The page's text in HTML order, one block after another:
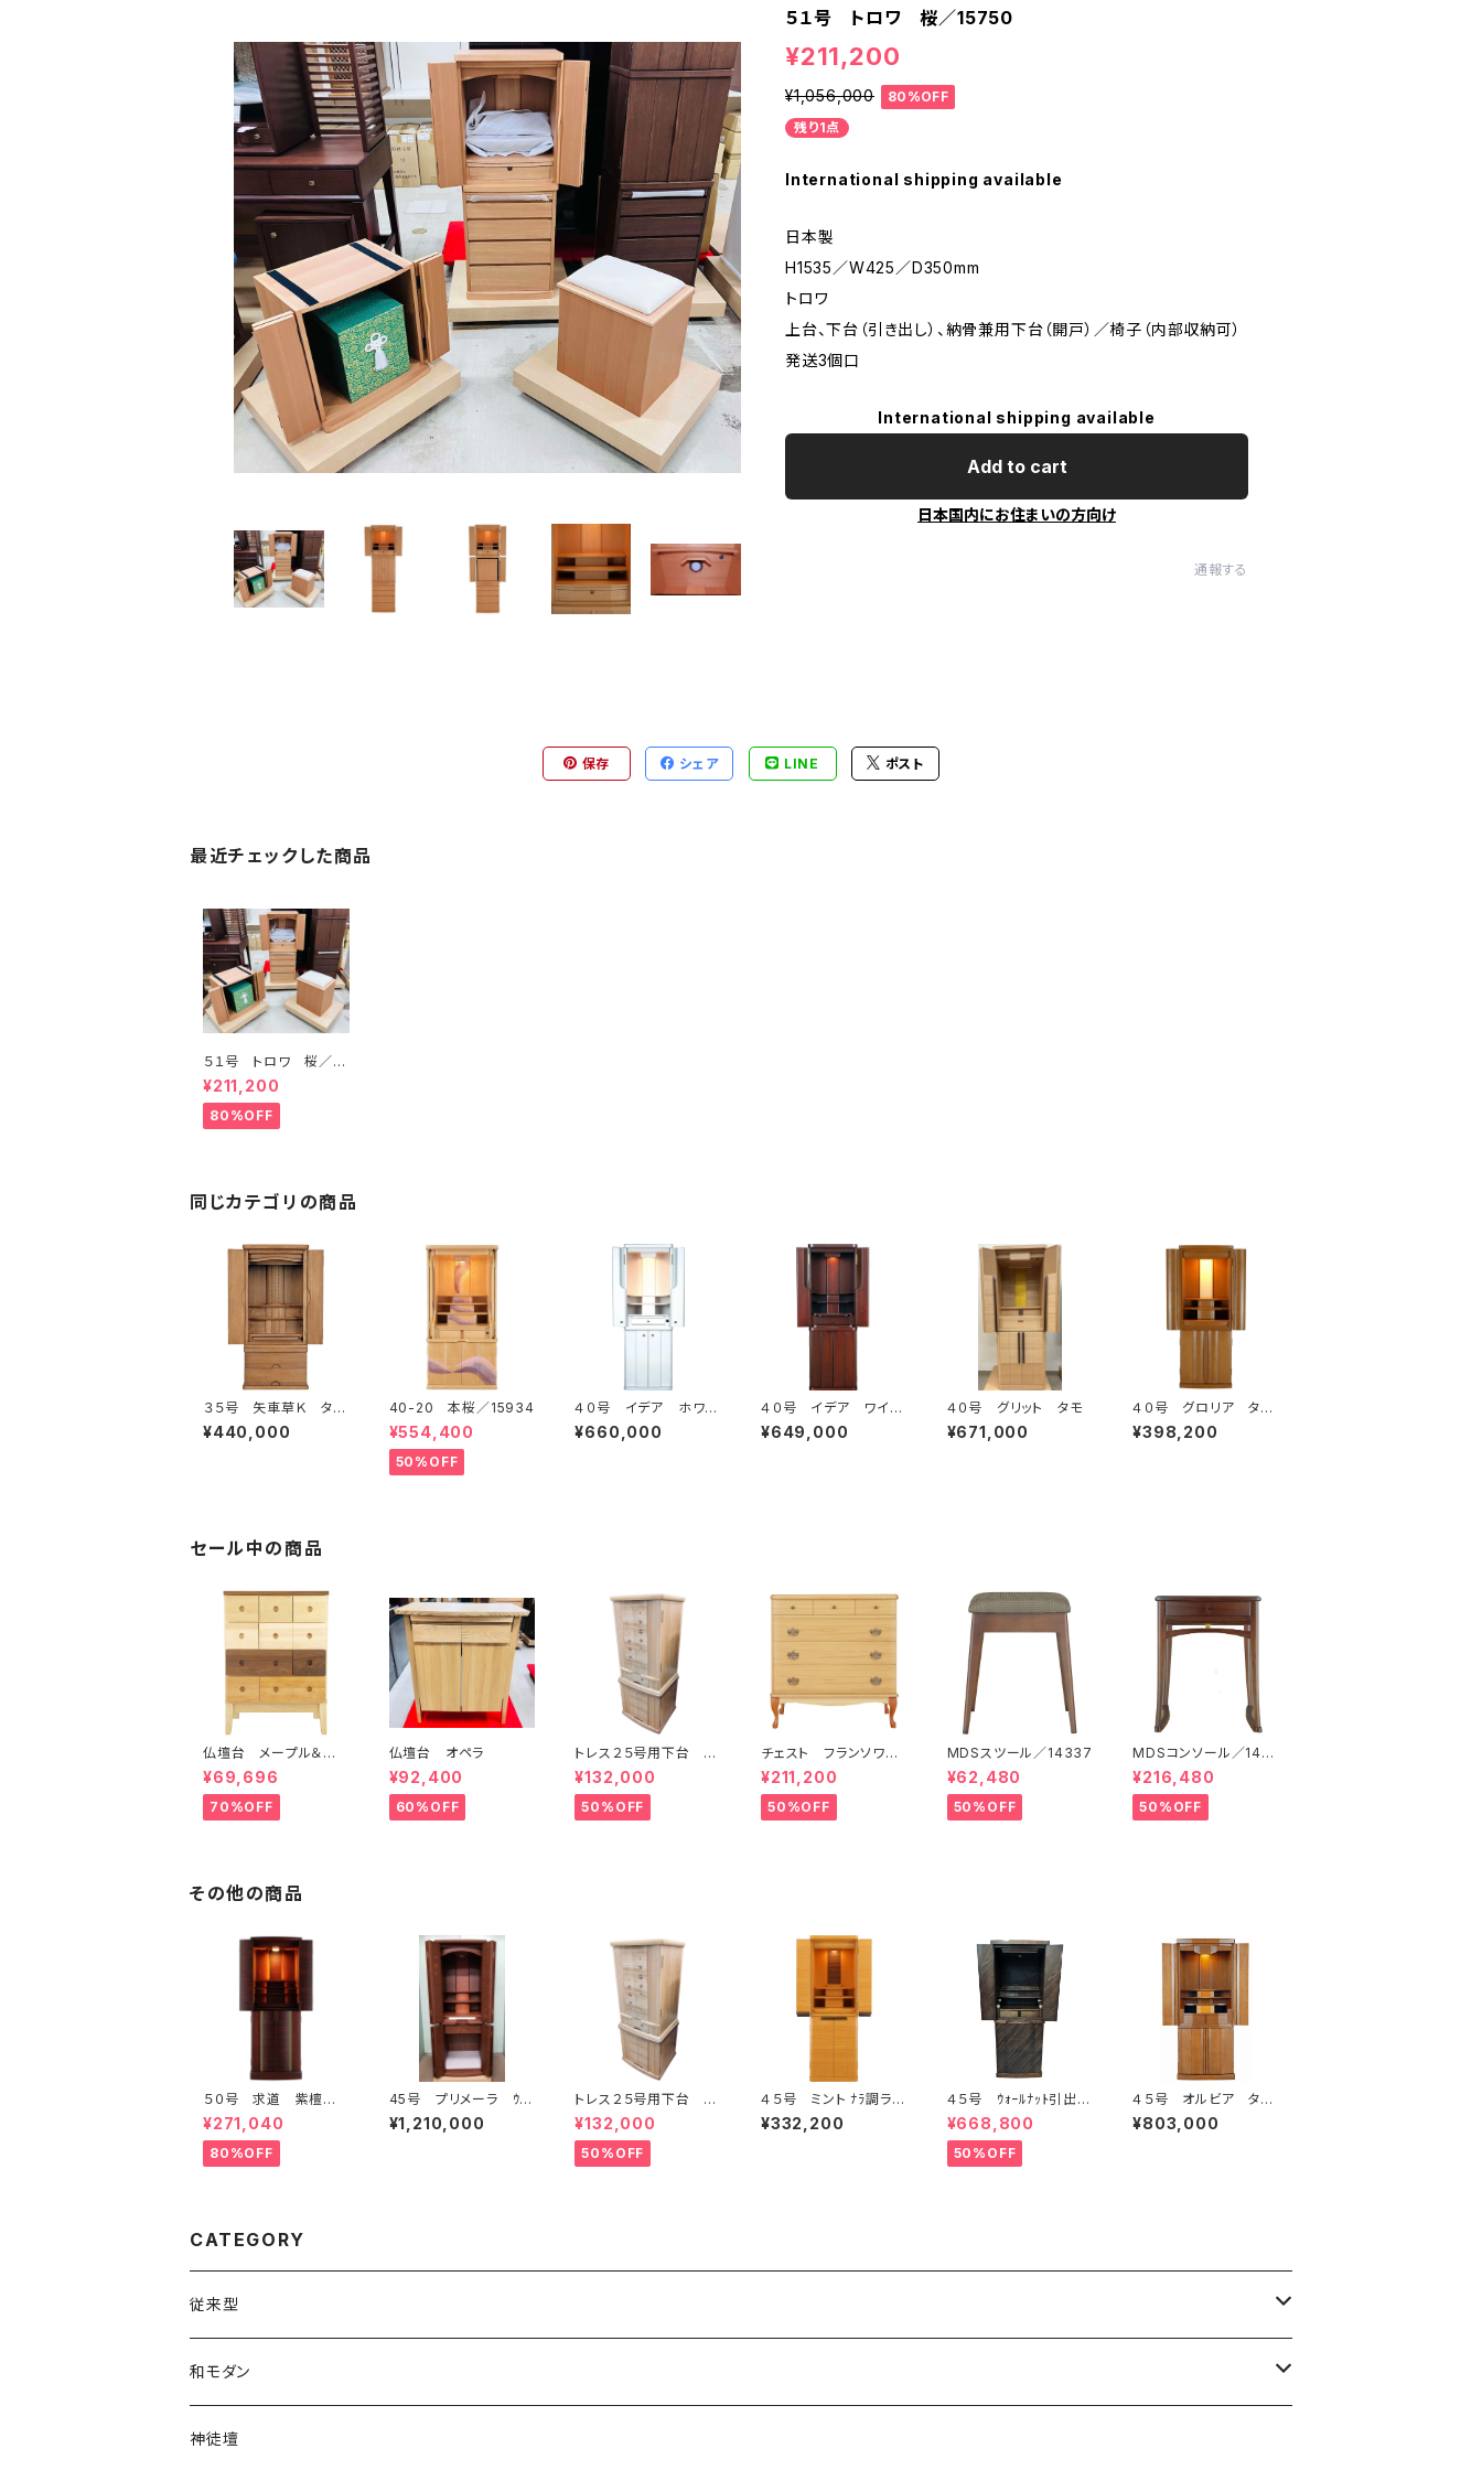
５１号 トロワ 桜／15750
¥211,200
¥1,056,000
80%OFF
残り1点
International shipping available
日本製
H1535／W425／D350mm
トロワ
上台、下台（引き出し）、納骨兼用下台（開戸）／椅子（内部収納可）
発送3個口
International shipping available
Add to cart
日本国内にお住まいの方向け
通報する
保存 シェア LINE ポスト
最近チェックした商品
５１号 トロワ 桜／15
750
¥211,200
80%OFF
同じカテゴリの商品
３５号 矢車草Ｋ タモ
ダーク
¥440,000
40-20 本桜／15934
¥554,400
50%OFF
４０号 イデア ホワイ
ト
¥660,000
４０号 イデア ワイン
レッド
¥649,000
４０号 グリット タモ
¥671,000
４０号 グロリア タモ
ダーク
¥398,200
セール中の商品
仏壇台 メープル＆ウォ
ール
¥69,696
70%OFF
仏壇台 オペラ
¥92,400
60%OFF
トレス２５号用下台 真
桜
¥132,000
50%OFF
チェスト フランソワ ﾀ
ﾓ・ｸﾘｱ／15722
¥211,200
50%OFF
MDSスツール／14337
¥62,480
50%OFF
MDSコンソール／143
36
¥216,480
50%OFF
その他の商品
５０号 求道 紫檀／1
4334
¥271,040
80%OFF
45号 プリメーラ ｳｫ-
ﾙﾅｯﾄ桜花／11712
¥1,210,000
トレス２５号用下台 真
桜
¥132,000
50%OFF
４５号 ミント ﾅﾗ調ライ
ト色艶有
¥332,200
４５号 ｳｫｰﾙﾅｯﾄ引出し
ﾀｲﾌﾟ
¥668,800
50%OFF
４５号 オルビア タモ
ダーク付
¥803,000
CATEGORY
従来型
上置
地袋付仏間用・半台
和モダン
上置
神徒壇